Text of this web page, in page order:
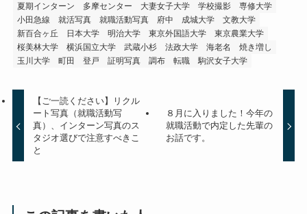
夏期インターン
多摩センター 大妻女子大学 学校撮影
専修大学
小田急線
就活写真 就職活動写真 府中 成城大学
文教大学
新百合ヶ丘
日本大学 明治大学 東京外国語大学
東京農業大学
桜美林大学
横浜国立大学 武蔵小杉 法政大学 海老名
焼き増し
玉川大学
町田 登戸 証明写真 調布 転職 駒沢女子大学
【ご一読ください】リクル
ート写真（就職活動写
真）、インターン写真のス
タジオ選びで注意すべきこ
と
８月に入りました！今年の
就職活動で内定した先輩の
お話です。